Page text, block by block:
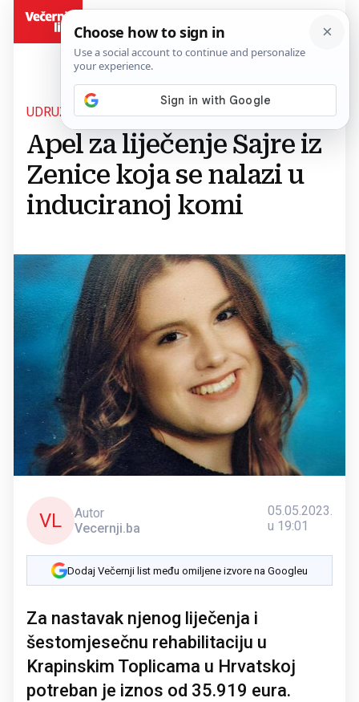
UDRUŽENJE POMOZI.BA
Apel za liječenje Sajre iz
Zenice koja se nalazi u
induciranoj komi
VL
Autor
Vecernji.ba
05.05.2023.
u 19:01
Dodaj Večernji list među omiljene izvore na Googleu
Za nastavak njenog liječenja i
šestomjesečnu rehabilitaciju u
Krapinskim Toplicama u Hrvatskoj
potreban je iznos od 35.919 eura.